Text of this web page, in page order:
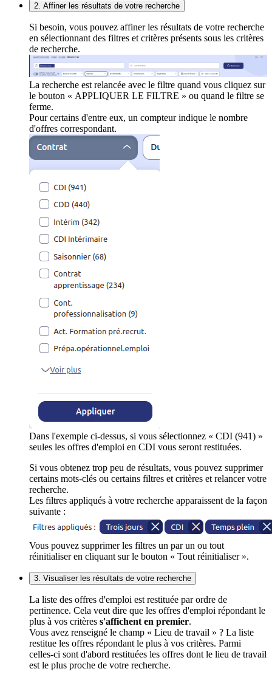
2. Affiner les résultats de votre recherche
Si besoin, vous pouvez affiner les résultats de votre recherche
en sélectionnant des filtres et critères présents sous les critères
de recherche.
La recherche est relancée avec le filtre quand vous cliquez sur
le bouton « APPLIQUER LE FILTRE » ou quand le filtre se
ferme.
Pour certains d'entre eux, un compteur indique le nombre
d'offres correspondant.
Dans l'exemple ci-dessus, si vous sélectionnez « CDI (941) »
seules les offres d'emploi en CDI vous seront restituées.
Si vous obtenez trop peu de résultats, vous pouvez supprimer
certains mots-clés ou certains filtres et critères et relancer votre
recherche.
Les filtres appliqués à votre recherche apparaissent de la façon
suivante :
Vous pouvez supprimer les filtres un par un ou tout
réinitialiser en cliquant sur le bouton « Tout réinitialiser ».
3. Visualiser les résultats de votre recherche
La liste des offres d'emploi est restituée par ordre de
pertinence. Cela veut dire que les offres d'emploi répondant le
plus à vos critères s'affichent en premier.
Vous avez renseigné le champ « Lieu de travail » ? La liste
restitue les offres répondant le plus à vos critères. Parmi
celles-ci sont d'abord restituées les offres dont le lieu de travail
est le plus proche de votre recherche.